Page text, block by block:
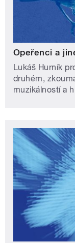
Opeřenci a
Lukáš Hurník
druhém,
muzikálností a